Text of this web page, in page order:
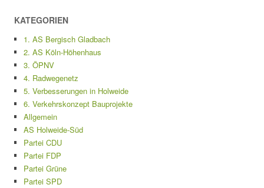
KATEGORIEN
1. AS Bergisch Gladbach
2. AS Köln-Höhenhaus
3. ÖPNV
4. Radwegenetz
5. Verbesserungen in Holweide
6. Verkehrskonzept Bauprojekte
Allgemein
AS Holweide-Süd
Partei CDU
Partei FDP
Partei Grüne
Partei SPD